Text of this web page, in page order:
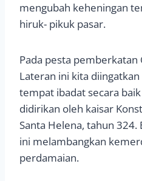
mengubah keheningan
hiruk- pikuk pasar.
Pada pesta pemberkatan
Lateran ini kita
tempat ibadat secara
didirikan oleh kaisar
Santa Helena, tahun
ini melambangkan
perdamaian.